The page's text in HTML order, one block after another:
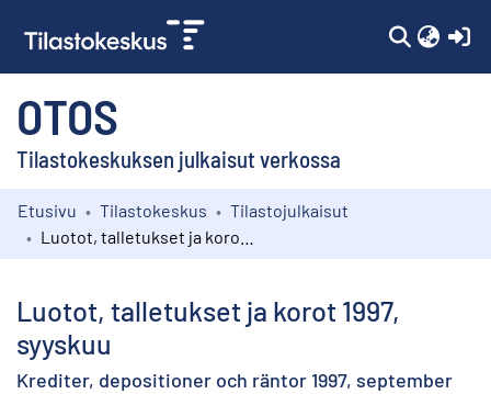
OTOS
Tilastokeskuksen julkaisut verkossa
Kokoelmat
Etusivu Tilastokeskus
Tilastojulkaisut
Luotot, talletukset ja korot 1997,
syyskuu
Krediter, depositioner och räntor 1997, september